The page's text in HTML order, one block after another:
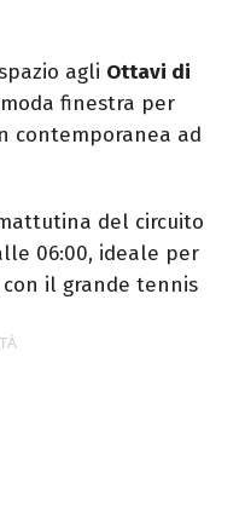
agli Ottavi di
finestra per
contemporanea ad
del circuito
06:00, ideale per
il grande tennis